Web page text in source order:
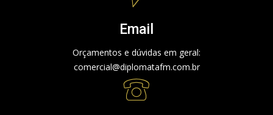
Email
Orçamentos e dúvidas em geral:
comercial@diplomatafm.com.br